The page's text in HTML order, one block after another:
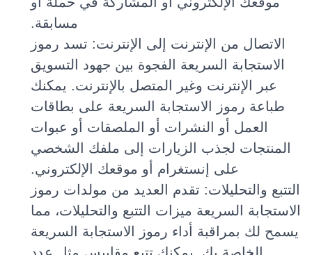
مسابقة.
الاتصال من الإنترنت إلى الإنترنت: تسد رموز
الاستجابة السريعة الفجوة بين جهود التسويق
عبر الإنترنت وغير المتصل بالإنترنت. يمكنك
طباعة رموز الاستجابة السريعة على بطاقات
العمل أو النشرات أو الملصقات أو عبوات
المنتجات لجذب الزيارات إلى ملفك الشخصي
على إنستغرام أو موقعك الإلكتروني.
التتبع والتحليلات: تقدم العديد من مولدات رموز
الاستجابة السريعة ميزات التتبع والتحليلات، مما
يسمح لك بمراقبة أداء رموز الاستجابة السريعة